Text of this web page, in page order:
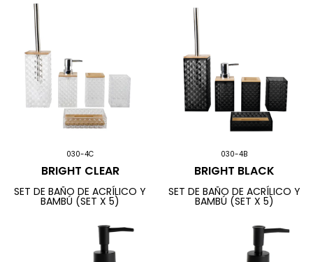
030-4C
BRIGHT CLEAR
SET DE BAÑO DE ACRÍLICO Y
BAMBÚ (SET X 5)
030-4B
BRIGHT BLACK
SET DE BAÑO DE ACRÍLICO Y
BAMBÚ (SET X 5)